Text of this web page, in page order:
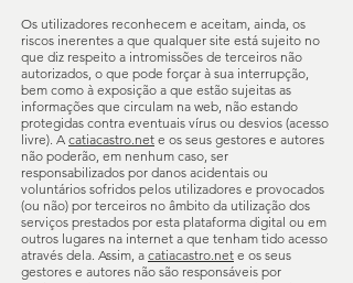
Os utilizadores reconhecem e aceitam, ainda, os
riscos inerentes a que qualquer site está sujeito no
que diz respeito a intromissões de terceiros não
autorizados, o que pode forçar à sua interrupção,
bem como à exposição a que estão sujeitas as
informações que circulam na web, não estando
protegidas contra eventuais vírus ou desvios (acesso
livre). A catiacastro.net e os seus gestores e autores
não poderão, em nenhum caso, ser
responsabilizados por danos acidentais ou
voluntários sofridos pelos utilizadores e provocados
(ou não) por terceiros no âmbito da utilização dos
serviços prestados por esta plataforma digital ou em
outros lugares na internet a que tenham tido acesso
através dela. Assim, a catiacastro.net e os seus
gestores e autores não são responsáveis por